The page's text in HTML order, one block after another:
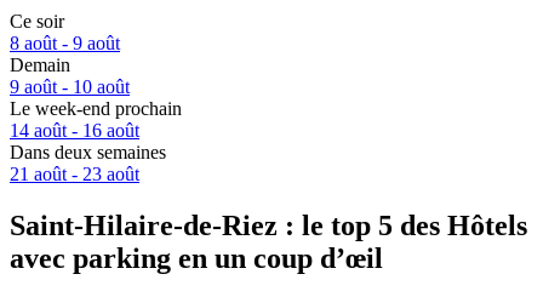
Ce soir
8 août - 9 août
Demain
9 août - 10 août
Le week-end prochain
14 août - 16 août
Dans deux semaines
21 août - 23 août
Saint-Hilaire-de-Riez : le top 5 des Hôtels
avec parking en un coup d’œil